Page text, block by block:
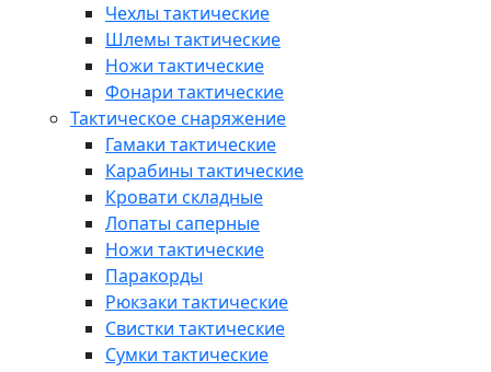
Чехлы тактические
Шлемы тактические
Ножи тактические
Фонари тактические
Тактическое снаряжение
Гамаки тактические
Карабины тактические
Кровати складные
Лопаты саперные
Ножи тактические
Паракорды
Рюкзаки тактические
Свистки тактические
Сумки тактические